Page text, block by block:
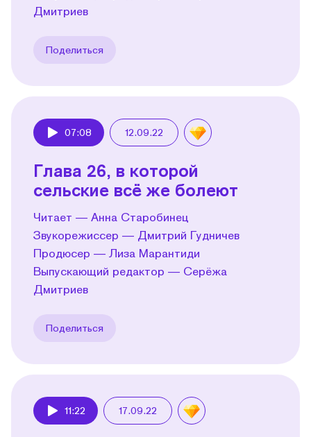
Дмитриев
Поделиться
07:08 12.09.22
Глава 26, в которой
сельские всё же болеют
Читает — Анна Старобинец
Звукорежиссер — Дмитрий Гудничев
Продюсер — Лиза Марантиди
Выпускающий редактор — Серёжа
Дмитриев
Поделиться
11:22 17.09.22